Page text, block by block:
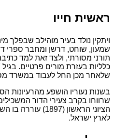
ראשית חייו
ויתקין נולד בעיר מוהילב שבפלך
שמעון, שוחט, דרשן ומחבר ספרי
תורני מסורתי, ולצד זאת למד
שלאחר מכן החל לעבוד במשרד
בשנות נעוריו הושפע מהרעיונות
שרווחו בקרב צעירי הדור
הציוני הראשון
לארץ ישראל.